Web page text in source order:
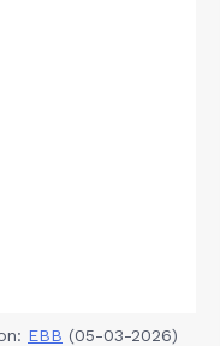
EBB (05-03-2026)